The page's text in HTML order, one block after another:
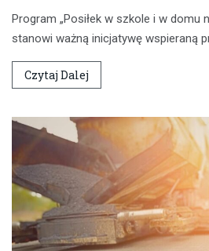
Program „Posiłek w szkole i w domu
stanowi ważną inicjatywę wspieraną
Czytaj Dalej